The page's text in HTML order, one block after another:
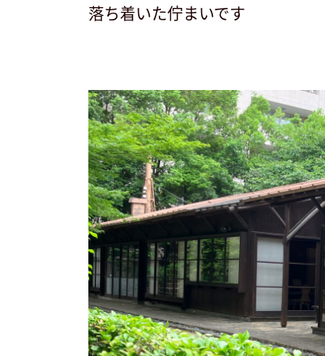
落ち着いた佇まいです